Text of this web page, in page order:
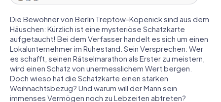
Die Bewohner von Berlin Treptow-Köpenick sind aus dem
Häuschen: Kürzlich ist eine mysteriöse Schatzkarte
aufgetaucht! Bei dem Verfasser handelt es sich um einen
Lokalunternehmer im Ruhestand. Sein Versprechen: Wer
es schafft, seinen Rätselmarathon als Erster zu meistern,
wird einen Schatz von unermesslichem Wert bergen.
Doch wieso hat die Schatzkarte einen starken
Weihnachtsbezug? Und warum will der Mann sein
immenses Vermögen noch zu Lebzeiten abtreten?